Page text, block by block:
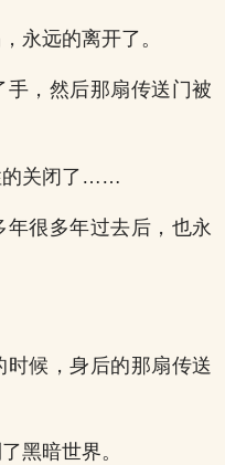
永远的离开了。
，然后那扇传送门被
的关闭了……
很多年过去后，也永
候，身后的那扇传送
黑暗世界。